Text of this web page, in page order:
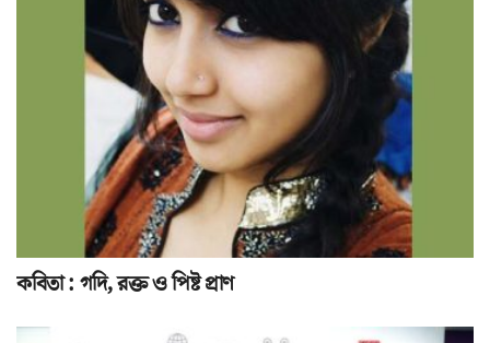
কবিতা : গদি, রক্ত ও পিষ্ট প্রাণ